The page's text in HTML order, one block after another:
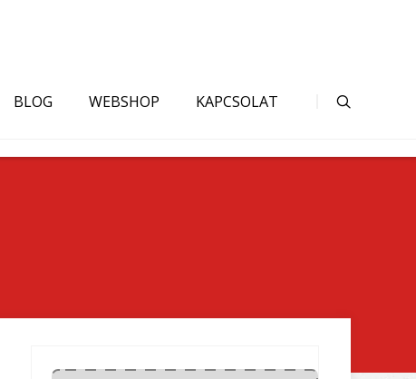
BLOG WEBSHOP KAPCSOLAT